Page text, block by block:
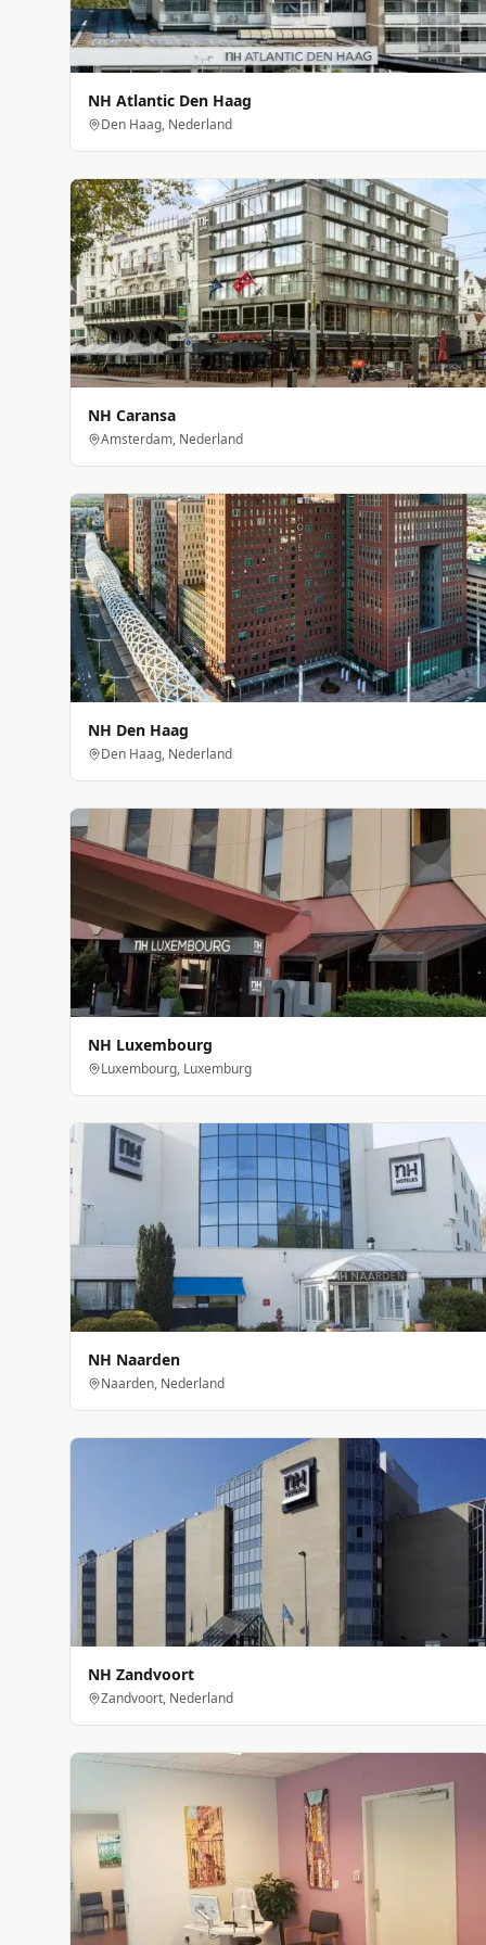
NH Atlantic Den Haag
Den Haag, Nederland
NH Caransa
Amsterdam, Nederland
NH Den Haag
Den Haag, Nederland
NH Luxembourg
Luxembourg, Luxemburg
NH Naarden
Naarden, Nederland
NH Zandvoort
Zandvoort, Nederland